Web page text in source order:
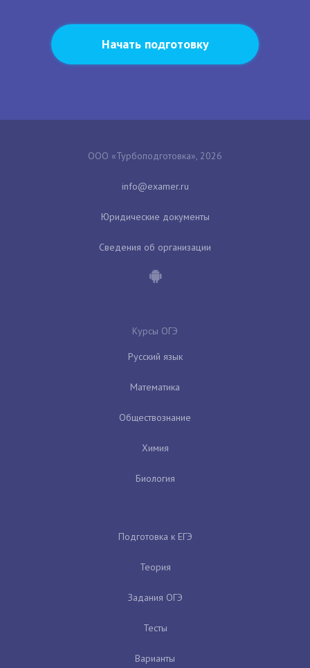
Начать подготовку
ООО «Турбоподготовка», 2026
Юридические документы
Сведения об организации
Курсы ОГЭ
Русский язык
Математика
Обществознание
Химия
Биология
Подготовка к ЕГЭ
Теория
Задания ОГЭ
Тесты
Варианты